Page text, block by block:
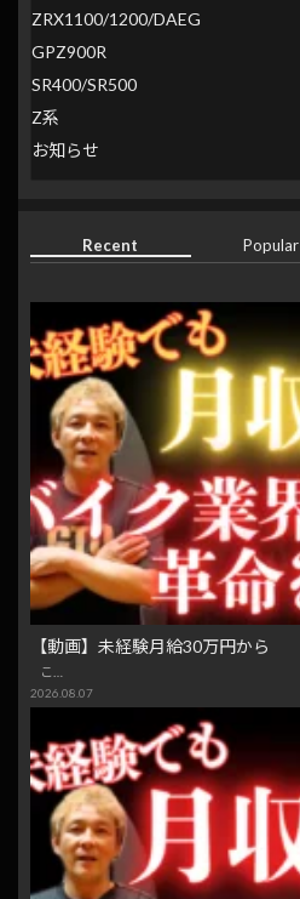
ZRX1100/1200/DAEG
GPZ900R
SR400/SR500
Z系
お知らせ
Recent Popular
【動画】未経験月給30万円から
こ…
2026.08.07